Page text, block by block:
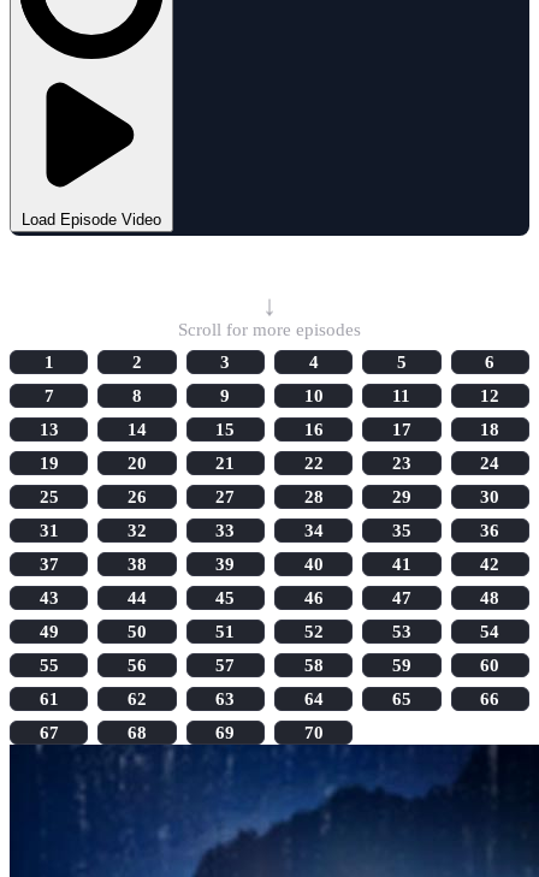
Load Episode Video
↓
Scroll for more episodes
1
2 3 4 5
6
7
8 9 10 11
12
13
14 15 16 17
18
19
20 21 22 23
24
25
26 27 28 29
30
31
32 33 34 35
36
37
38 39 40 41
42
43
44 45 46 47
48
49
50 51 52 53
54
55
56 57 58 59
60
61
62 63 64 65
66
67
68 69 70